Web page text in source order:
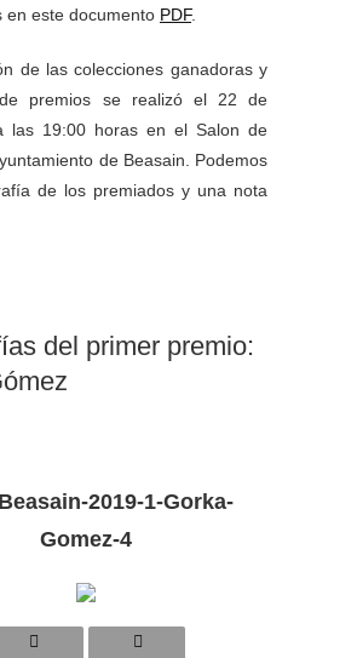
en este documento PDF.
de las colecciones ganadoras y
premios se realizó el 22 de
las 19:00 horas en el Salon de
de Beasain. Podemos
de los premiados y una nota
del primer premio:
2019-1-Gorka-
Gomez-4